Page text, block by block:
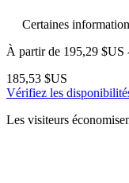
Certaines
À partir de 195,29 $US
185,53 $US
Vérifiez les
Les visiteurs